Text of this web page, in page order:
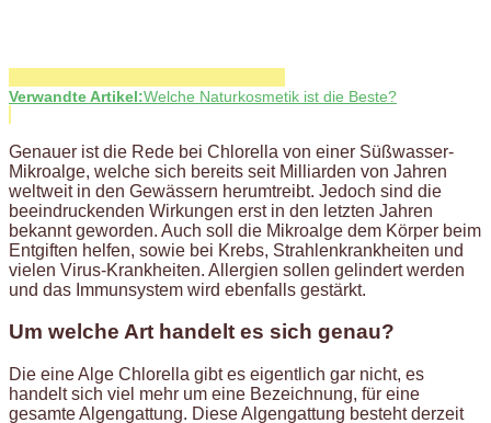
Verwandte Artikel:Welche Naturkosmetik ist die Beste?
Genauer ist die Rede bei Chlorella von einer Süßwasser-
Mikroalge, welche sich bereits seit Milliarden von Jahren
weltweit in den Gewässern herumtreibt. Jedoch sind die
beeindruckenden Wirkungen erst in den letzten Jahren
bekannt geworden. Auch soll die Mikroalge dem Körper beim
Entgiften helfen, sowie bei Krebs, Strahlenkrankheiten und
vielen Virus-Krankheiten. Allergien sollen gelindert werden
und das Immunsystem wird ebenfalls gestärkt.
Um welche Art handelt es sich genau?
Die eine Alge Chlorella gibt es eigentlich gar nicht, es
handelt sich viel mehr um eine Bezeichnung, für eine
gesamte Algengattung. Diese Algengattung besteht derzeit